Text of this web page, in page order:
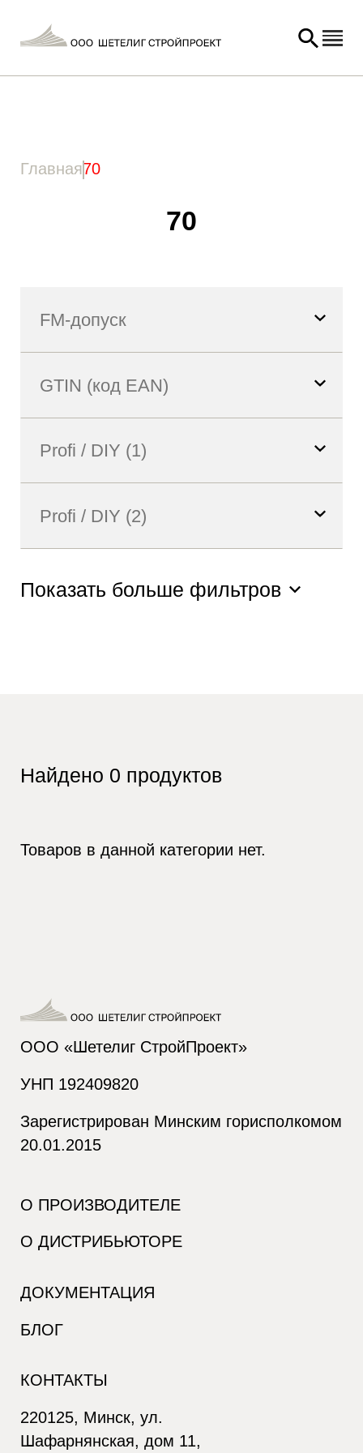
Главная70
70
Показать больше фильтров
Найдено 0 продуктов
Товаров в данной категории нет.
ООО «Шетелиг СтройПроект»
УНП 192409820
Зарегистрирован Минским горисполкомом
20.01.2015
О ПРОИЗВОДИТЕЛЕ
О ДИСТРИБЬЮТОРЕ
ДОКУМЕНТАЦИЯ
БЛОГ
КОНТАКТЫ
220125, Минск, ул.
Шафарнянская, дом 11,